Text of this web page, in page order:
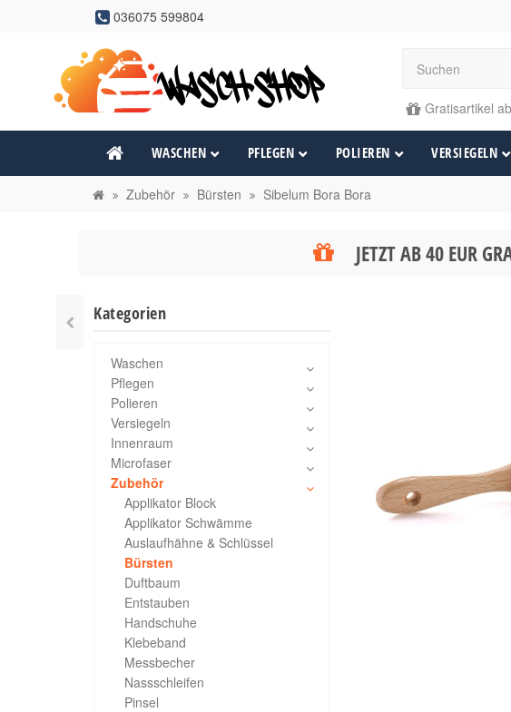
036075 599804
Gratisartikel
WASCHEN PFLEGEN POLIEREN VERSIEGELN
Zubehör Bürsten Sibelum Bora Bora
JETZT AB 40 EUR
Kategorien
Waschen
Pflegen
Polieren
Versiegeln
Innenraum
Microfaser
Zubehör
Applikator Block
Applikator Schwämme
Auslaufhähne & Schlüssel
Bürsten
Duftbaum
Entstauben
Handschuhe
Klebeband
Messbecher
Nassschleifen
Pinsel